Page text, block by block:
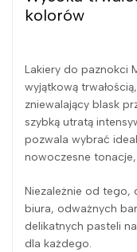
kolorów
Lakiery do paznokci
wyjątkową
zniewalający blask
szybką utratą
pozwala wybrać
nowoczesne
Niezależnie od tego,
biura, odważnych
delikatnych pasteli
dla każdego.